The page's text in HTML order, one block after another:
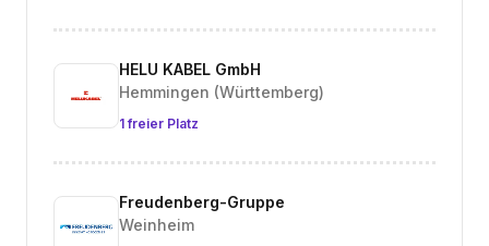
HELU KABEL GmbH
Hemmingen (Württemberg)
1 freier Platz
Freudenberg-Gruppe
Weinheim